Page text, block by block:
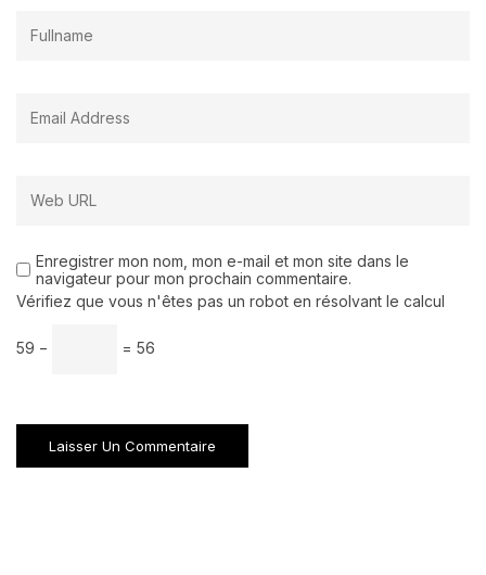
Enregistrer mon nom, mon e-mail et mon site dans le
navigateur pour mon prochain commentaire.
Vérifiez que vous n'êtes pas un robot en résolvant le calcul
59 − = 56